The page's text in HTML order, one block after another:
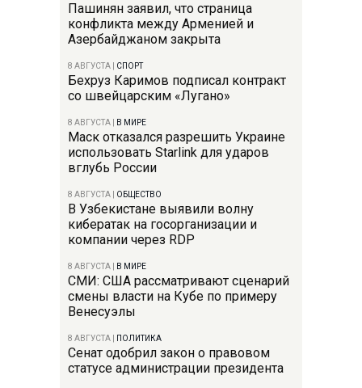
Пашинян заявил, что страница
конфликта между Арменией и
Азербайджаном закрыта
8 АВГУСТА СПОРТ
Бехруз Каримов подписал контракт
со швейцарским «Лугано»
8 АВГУСТА В МИРЕ
Маск отказался разрешить Украине
использовать Starlink для ударов
вглубь России
8 АВГУСТА ОБЩЕСТВО
В Узбекистане выявили волну
кибератак на госорганизации и
компании через RDP
8 АВГУСТА В МИРЕ
СМИ: США рассматривают сценарий
смены власти на Кубе по примеру
Венесуэлы
8 АВГУСТА ПОЛИТИКА
Сенат одобрил закон о правовом
статусе администрации президента